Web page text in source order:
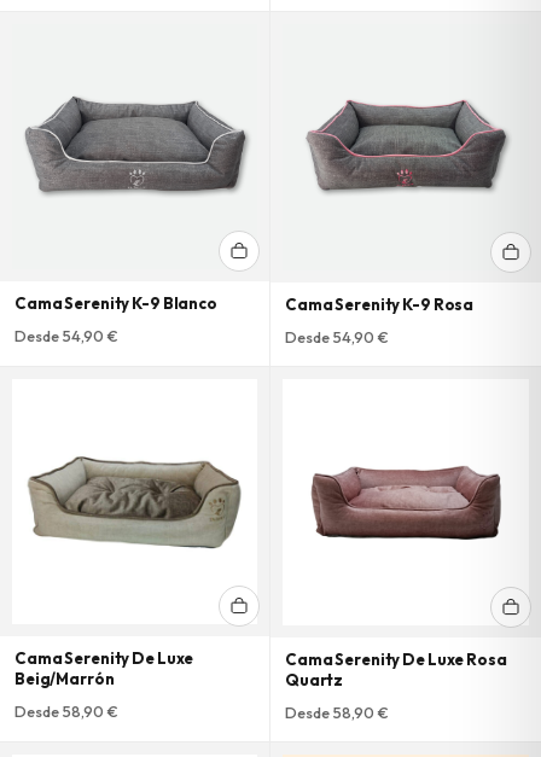
Cama Serenity K-9 Blanco
Desde 54,90 €
Cama Serenity K-9 Rosa
Desde 54,90 €
Cama Serenity De Luxe
Beig/Marrón
Desde 58,90 €
Cama Serenity De Luxe Rosa
Quartz
Desde 58,90 €